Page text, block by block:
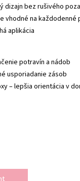
dizajn bez rušivého
vhodné na každodenné
aplikácia
potravín a nádob
usporiadanie zásob
– lepšia orientácia v